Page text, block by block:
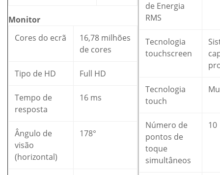
Monitor
Cores do ecrã
16,78 milhões
de cores
Tipo de HD Full HD
Tempo de
resposta
16 ms
Ângulo de
visão
(horizontal)
178°
de Energia
RMS
Tecnologia
touchscreen
Tecnologia
touch
Número de
pontos de
toque
simultâneos
10